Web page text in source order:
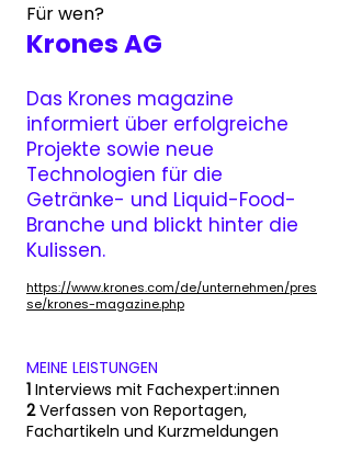
Für wen?
Krones AG
Das Krones magazine
informiert über erfolgreiche
Projekte sowie neue
Technologien für die
Getränke- und Liquid-Food-
Branche und blickt hinter die
Kulissen.
https://www.krones.com/de/unternehmen/pres
se/krones-magazine.php
MEINE LEISTUNGEN
1 Interviews mit Fachexpert:innen
2Verfassen von Reportagen,
Fachartikeln und Kurzmeldungen